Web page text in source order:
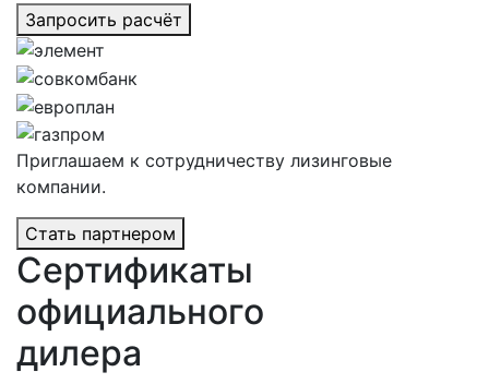
Запросить расчёт
Приглашаем к сотрудничеству лизинговые
компании.
Стать партнером
Сертификаты
официального
дилера